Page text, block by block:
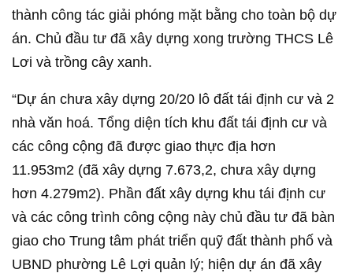
thành công tác giải phóng mặt bằng cho toàn bộ dự
án. Chủ đầu tư đã xây dựng xong trường THCS Lê
Lơi và trồng cây xanh.
“Dự án chưa xây dựng 20/20 lô đất tái định cư và 2
nhà văn hoá. Tổng diện tích khu đất tái định cư và
các công cộng đã được giao thực địa hơn
11.953m2 (đã xây dựng 7.673,2, chưa xây dựng
hơn 4.279m2). Phần đất xây dựng khu tái định cư
và các công trình công cộng này chủ đầu tư đã bàn
giao cho Trung tâm phát triển quỹ đất thành phố và
UBND phường Lê Lợi quản lý; hiện dự án đã xây